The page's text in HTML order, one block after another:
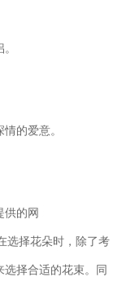
的爱意。
供的网
选择花朵时，除了考
选择合适的花束。同